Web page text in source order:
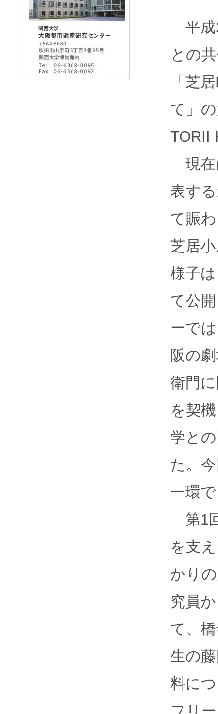
平成
との
「芝
て」
TORII
現在
表す
て賑
芝居
様子
て公
ーで
阪の
衛門
を契
学と
た。
一環
第1
を支
かり
究員
て、
生の
料に